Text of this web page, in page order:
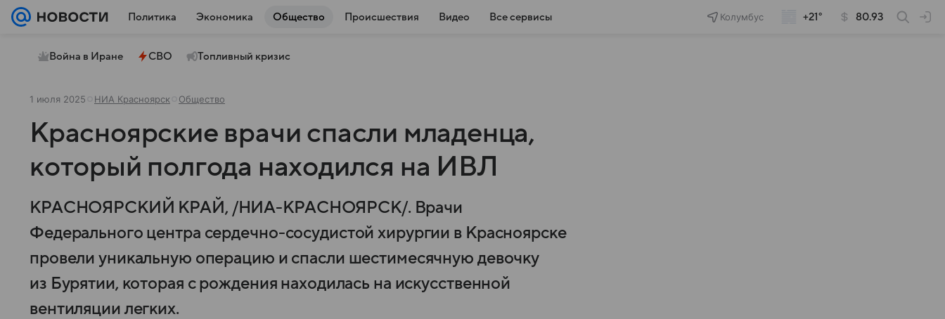
Политика Экономика Общество Происшествия Видео Все сервисы Колумбус +21° 80.93
Война в Иране СВО Топливный кризис
1 июля 2025 НИА Красноярск Общество
Красноярские врачи спасли младенца,
который полгода находился на ИВЛ
КРАСНОЯРСКИЙ КРАЙ, /НИА-КРАСНОЯРСК/. Врачи
Федерального центра сердечно-сосудистой хирургии в Красноярске
провели уникальную операцию и спасли шестимесячную девочку
из Бурятии, которая с рождения находилась на искусственной
вентиляции легких.